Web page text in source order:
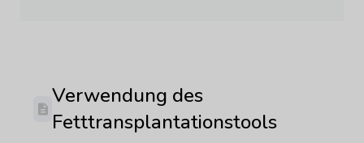
Verwendung des
Fetttransplantationstools